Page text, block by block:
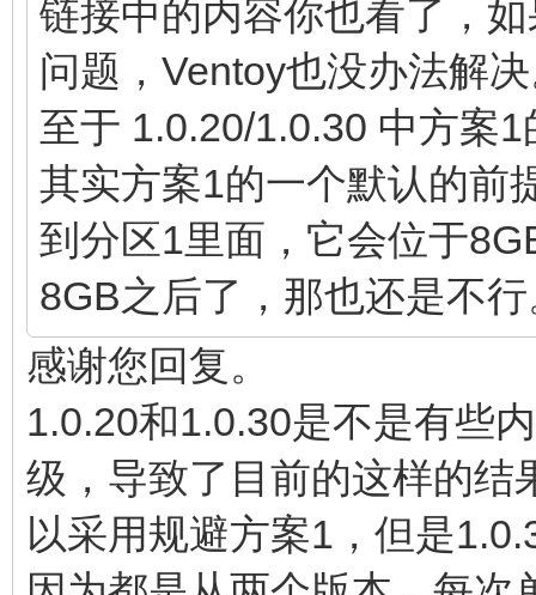
链接中的内容你也看了，
问题，Ventoy也没办法解
至于 1.0.20/1.0.30 中方案
其实方案1的一个默认的前
到分区1里面，它会位于
8GB之后了，那也还是不
感谢您回复。
1.0.20和1.0.30是不是有些
级，导致了目前的这样的结
以采用规避方案1，但是